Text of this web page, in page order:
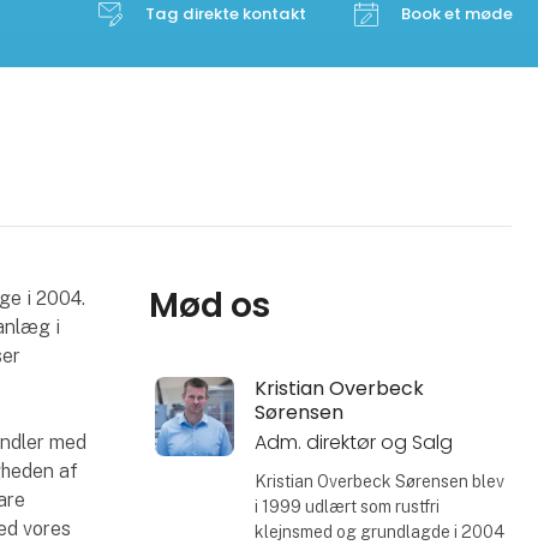
Tag direkte kontakt Book et møde
i 2004.
i
med
af
vores
Mød os
Kristian Overbeck
Sørensen
Adm. direktør og Salg
Kristian Overbeck Sørensen blev
i 1999 udlært som rustfri
klejnsmed og grundlagde i 2004